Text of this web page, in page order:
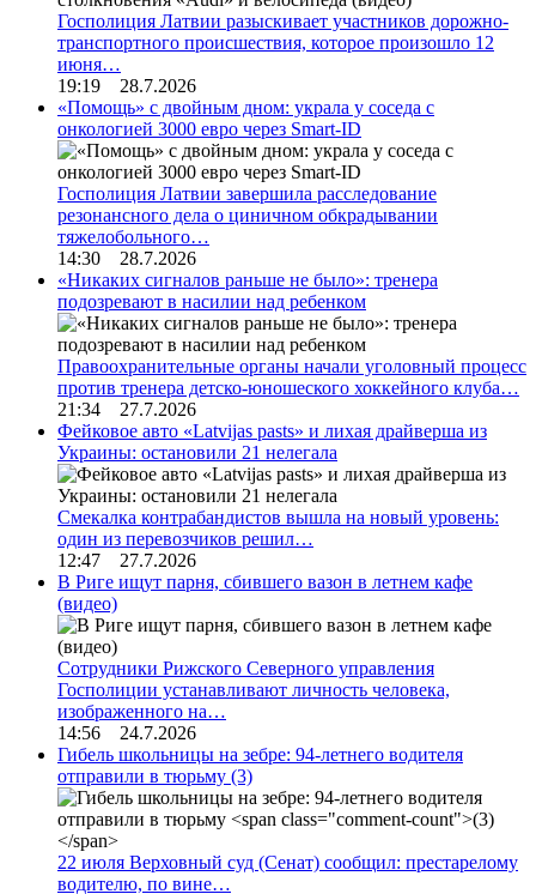
Госполиция Латвии разыскивает участников дорожно-
транспортного происшествия, которое произошло 12
июня…
19:19 28.7.2026
«Помощь» с двойным дном: украла у соседа с
онкологией 3000 евро через Smart-ID
Госполиция Латвии завершила расследование
резонансного дела о циничном обкрадывании
тяжелобольного…
14:30 28.7.2026
«Никаких сигналов раньше не было»: тренера
подозревают в насилии над ребенком
Правоохранительные органы начали уголовный процесс
против тренера детско-юношеского хоккейного клуба…
21:34 27.7.2026
Фейковое авто «Latvijas pasts» и лихая драйверша из
Украины: остановили 21 нелегала
Смекалка контрабандистов вышла на новый уровень:
один из перевозчиков решил…
12:47 27.7.2026
В Риге ищут парня, сбившего вазон в летнем кафе
(видео)
Сотрудники Рижского Северного управления
Госполиции устанавливают личность человека,
изображенного на…
14:56 24.7.2026
Гибель школьницы на зебре: 94-летнего водителя
отправили в тюрьму (3)
22 июля Верховный суд (Сенат) сообщил: престарелому
водителю, по вине…